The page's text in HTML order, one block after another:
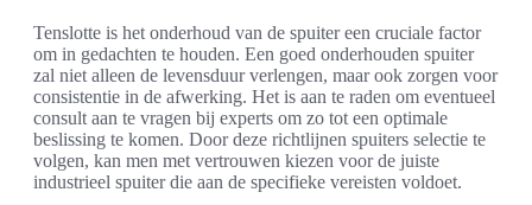
Tenslotte is het onderhoud van de spuiter een cruciale factor
om in gedachten te houden. Een goed onderhouden spuiter
zal niet alleen de levensduur verlengen, maar ook zorgen voor
consistentie in de afwerking. Het is aan te raden om eventueel
consult aan te vragen bij experts om zo tot een optimale
beslissing te komen. Door deze richtlijnen spuiters selectie te
volgen, kan men met vertrouwen kiezen voor de juiste
industrieel spuiter die aan de specifieke vereisten voldoet.